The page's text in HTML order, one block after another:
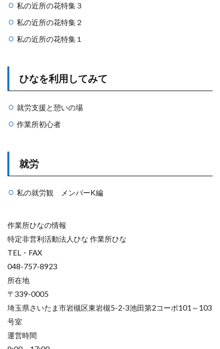
私の近所の花特集３
私の近所の花特集２
私の近所の花特集１
ひなを利用してみて
就労支援と憩いの場
作業所初心者
就労
私の就労観 メンバーK編
作業所ひなの情報
特定非営利活動法人ひな 作業所ひな
TEL・FAX
048-757-8923
所在地
〒339-0005
埼玉県さいたま市岩槻区東岩槻5-2-3池田第2コーポ101～103
号室
運営時間